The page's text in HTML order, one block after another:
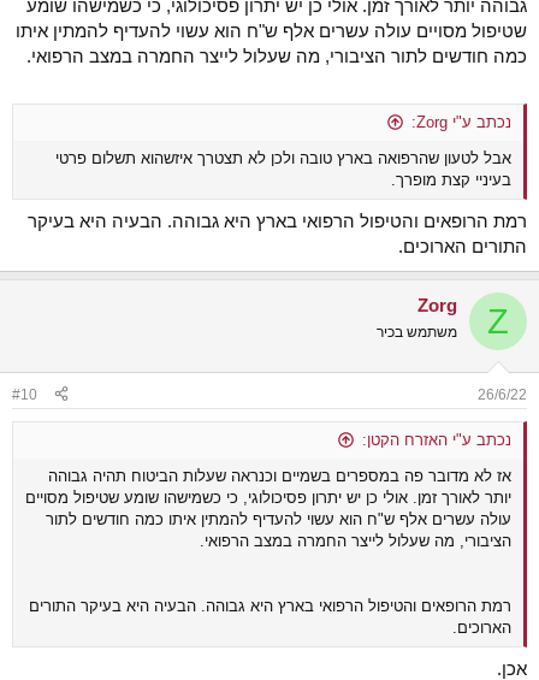
גבוהה יותר לאורך זמן. אולי כן יש יתרון פסיכולוגי, כי כשמישהו שומע
שטיפול מסויים עולה עשרים אלף ש"ח הוא עשוי להעדיף להמתין איתו
כמה חודשים לתור הציבורי, מה שעלול לייצר החמרה במצב הרפואי.
נכתב ע"י Zorg:
אבל לטעון שהרפואה בארץ טובה ולכן לא תצטרך איזשהוא תשלום פרטי
בעיניי קצת מופרך.
רמת הרופאים והטיפול הרפואי בארץ היא גבוהה. הבעיה היא בעיקר
התורים הארוכים.
Z
Zorg
משתמש בכיר
26/6/22
#10
נכתב ע"י האזרח הקטן:
אז לא מדובר פה במספרים בשמיים וכנראה שעלות הביטוח תהיה גבוהה
יותר לאורך זמן. אולי כן יש יתרון פסיכולוגי, כי כשמישהו שומע שטיפול מסויים
עולה עשרים אלף ש"ח הוא עשוי להעדיף להמתין איתו כמה חודשים לתור
הציבורי, מה שעלול לייצר החמרה במצב הרפואי.
רמת הרופאים והטיפול הרפואי בארץ היא גבוהה. הבעיה היא בעיקר התורים
הארוכים.
אכן.